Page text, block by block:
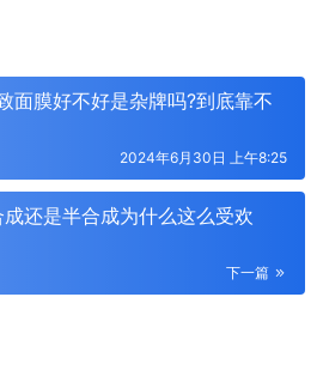
面膜好不好是杂牌吗?到底靠不
2024年6月30日 上午8:25
还是半合成为什么这么受欢
下一篇